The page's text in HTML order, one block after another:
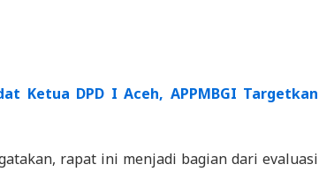
Ketua DPD I Aceh, APPMBGI Targetkan
rapat ini menjadi bagian dari evaluasi